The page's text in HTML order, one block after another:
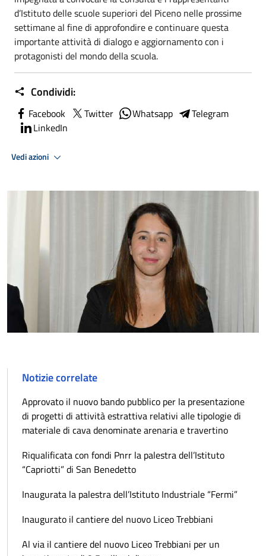
d’Istituto delle scuole superiori del Piceno nelle prossime
settimane al fine di approfondire e continuare questa
importante attività di dialogo e aggiornamento con i
protagonisti del mondo della scuola.
Condividi:
Facebook Twitter Whatsapp
Telegram
LinkedIn
Vedi azioni
Notizie correlate
Approvato il nuovo bando pubblico per la presentazione
di progetti di attività estrattiva relativi alle tipologie di
materiale di cava denominate arenaria e travertino
Riqualificata con fondi Pnrr la palestra dell’Istituto
“Capriotti” di San Benedetto
Inaugurata la palestra dell’Istituto Industriale “Fermi”
Inaugurato il cantiere del nuovo Liceo Trebbiani
Al via il cantiere del nuovo Liceo Trebbiani per un